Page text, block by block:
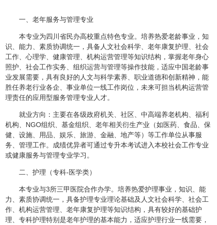
一、老年服务与管理专业
本专业为四川省民办高校重点特色专业。培养热爱老龄事业，知
识、能力、素质协调统一，具备人文社会科学、老年康复护理、社会
工作、心理学、健康管理、机构运营管理等知识结构，掌握老年身心
照护、社会工作实务、组织运营与管理等操作技能，适应中国老龄事
业发展需要，具有良好的人文与科学素养、职业道德和创新精神，能
胜任养老行业各企、事业单位一线工作岗位，未来可担当机构运营管
理责任的应用型服务管理专业人才。
就业方向：主要在各级政府机关、社区、中高端养老机构、福利
机构、NGO组织、基金组织、老年相关衍生产业（如医药、食品、保
健、设施、用品、娱乐、旅游、金融、地产等）等工作单位从事服
务、管理工作。成绩优异者可通过专升本考试进入本校社会工作专业
或健康服务与管理专业学习。
二、护理（专科-医学类）
本专业与3所三甲医院合作办学。培养热爱护理事业，知识、能
力、素质协调统一，具备护理专业理论基础及人文社会科学、社会工
作、机构运营管理、老年康复护理等知识结构，具有较好的基础护
理、专科护理特别是老年护理的基本能力，适应护理行业一线需要，